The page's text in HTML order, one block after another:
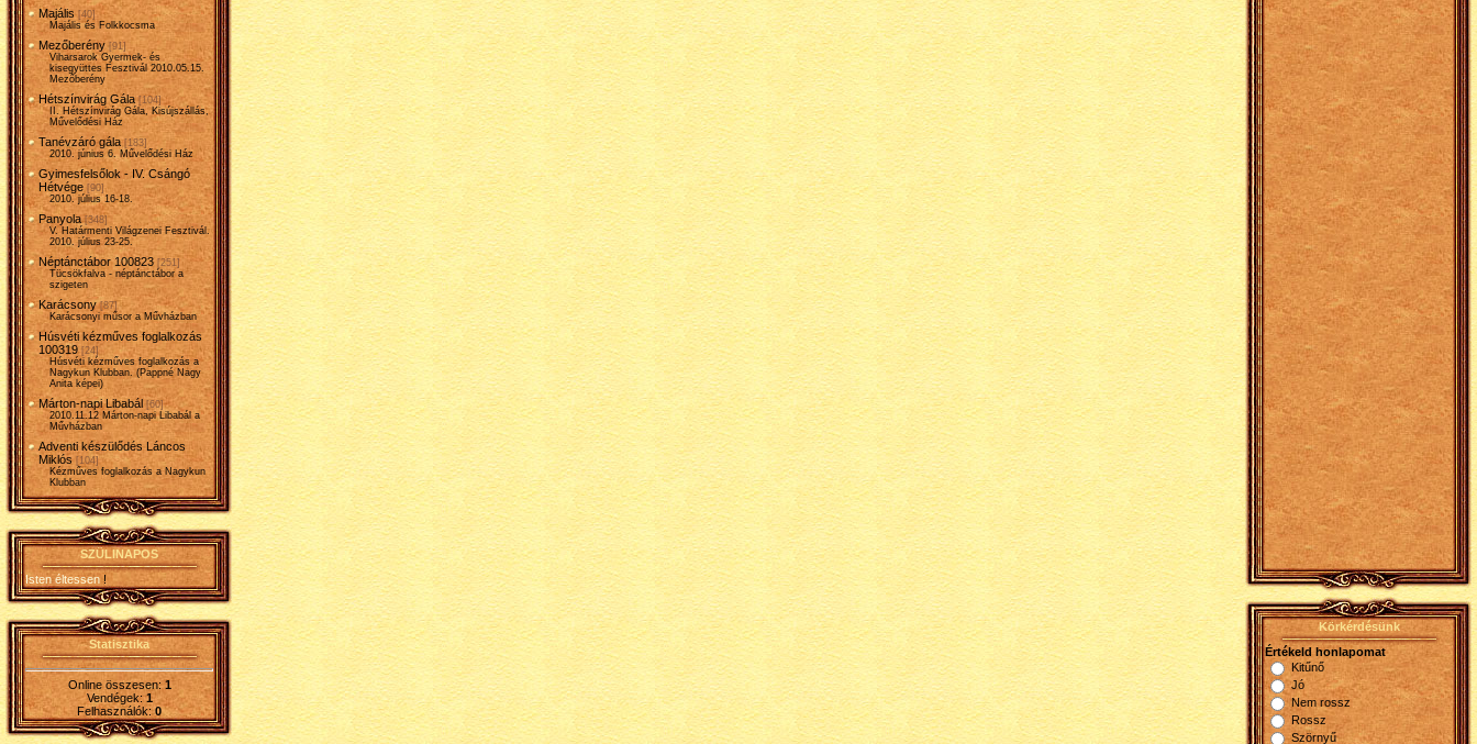
Majális [40]
Majális és Folkkocsma
Mezőberény [91]
Viharsarok Gyermek- és
kisegyüttes Fesztivál 2010.05.15.
Mezőberény
Hétszínvirág Gála [104]
II. Hétszínvirág Gála, Kisújszállás,
Művelődési Ház
Tanévzáró gála [183]
2010. június 6. Művelődési Ház
Gyimesfelsőlok - IV. Csángó
Hétvége [90]
2010. július 16-18.
Panyola [348]
V. Határmenti Világzenei Fesztivál.
2010. július 23-25.
Néptánctábor 100823 [251]
Tücsökfalva - néptánctábor a
szigeten
Karácsony [87]
Karácsonyi műsor a Művházban
Húsvéti kézműves foglalkozás
100319 [24]
Húsvéti kézműves foglalkozás a
Nagykun Klubban. (Pappné Nagy
Anita képei)
Márton-napi Libabál [60]
2010.11.12 Márton-napi Libabál a
Művházban
Adventi készülődés Láncos
Miklós [104]
Kézműves foglalkozás a Nagykun
Klubban
SZÜLINAPOS
Isten éltessen !
Statisztika
Online összesen:1
Vendégek:1
Felhasználók:0
Körkérdésünk
Értékeld honlapomat
Kitűnő
Jó
Nem rossz
Rossz
Szörnyű